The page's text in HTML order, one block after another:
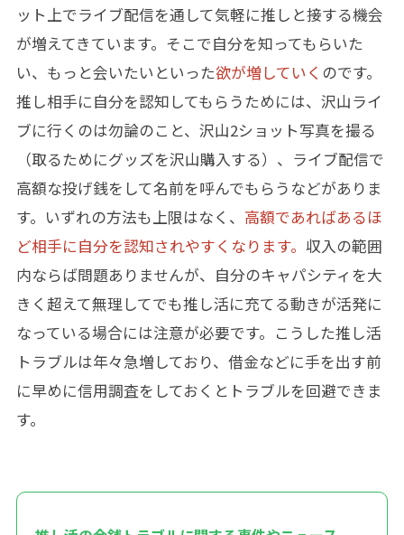
ット上でライブ配信を通して気軽に推しと接する機会
が増えてきています。そこで自分を知ってもらいた
い、もっと会いたいといった欲が増していく のです。
推し相手に自分を認知してもらうためには、沢山ライ
ブに行くのは勿論のこと、沢山2ショット写真を撮る
（取るためにグッズを沢山購入する）、ライブ配信で
高額な投げ銭をして名前を呼んでもらうなどがありま
す。いずれの方法も上限はなく、 高額であればあるほ
ど相手に自分を認知されやすくなります。 収入の範囲
内ならば問題ありませんが、自分のキャパシティを大
きく超えて無理してでも推し活に充てる動きが活発に
なっている場合には注意が必要です。こうした推し活
トラブルは年々急増しており、借金などに手を出す前
に早めに信用調査をしておくとトラブルを回避できま
す。